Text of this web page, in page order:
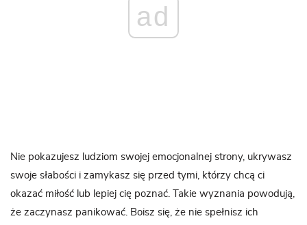
ad
Nie pokazujesz ludziom swojej emocjonalnej strony, ukrywasz
swoje słabości i zamykasz się przed tymi, którzy chcą ci
okazać miłość lub lepiej cię poznać. Takie wyznania powodują,
że zaczynasz panikować. Boisz się, że nie spełnisz ich